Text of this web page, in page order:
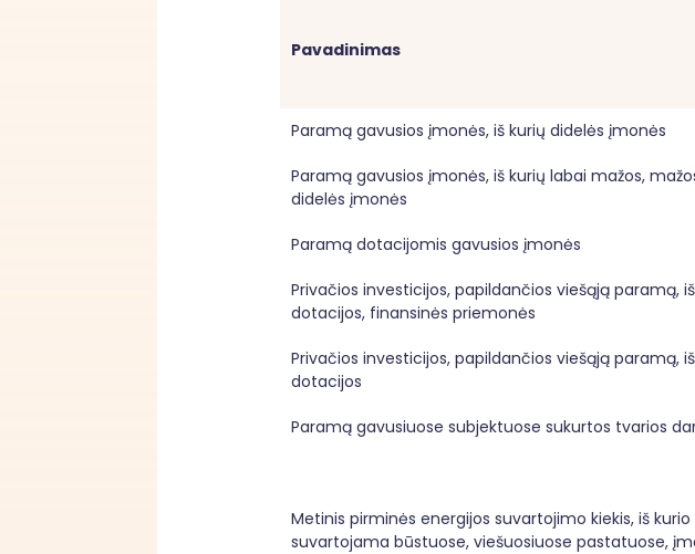
Pavadinimas
Paramą gavusios įmonės, iš kurių didelės įmonės
Paramą gavusios įmonės, iš kurių labai mažos,
didelės įmonės
Paramą dotacijomis gavusios įmonės
Privačios investicijos, papildančios viešąją paramą,
dotacijos, finansinės priemonės
Privačios investicijos, papildančios viešąją paramą,
dotacijos
Paramą gavusiuose subjektuose sukurtos tvarios
Metinis pirminės energijos suvartojimo kiekis, iš kurio
suvartojama būstuose, viešuosiuose pastatuose,